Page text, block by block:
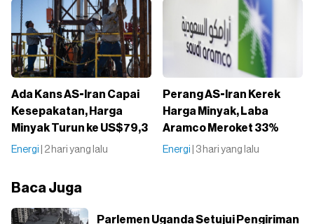
Ada Kans AS-Iran Capai
Kesepakatan, Harga
Minyak Turun ke US$79,3
Energi | 2 hari yang lalu
Perang AS-Iran Kerek
Harga Minyak, Laba
Aramco Meroket 33%
Energi | 3 hari yang lalu
Baca Juga
Parlemen Uganda Setujui Pengiriman